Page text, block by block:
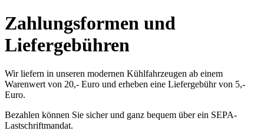
Zahlungsformen und
Liefergebühren
Wir liefern in unseren modernen Kühlfahrzeugen ab einem
Warenwert von 20,- Euro und erheben eine Liefergebühr von 5,-
Euro.
Bezahlen können Sie sicher und ganz bequem über ein SEPA-
Lastschriftmandat.